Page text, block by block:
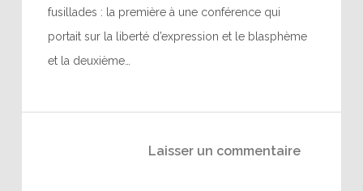
fusillades : la première à une conférence qui
portait sur la liberté d’expression et le blasphème
et la deuxième…
Laisser un commentaire